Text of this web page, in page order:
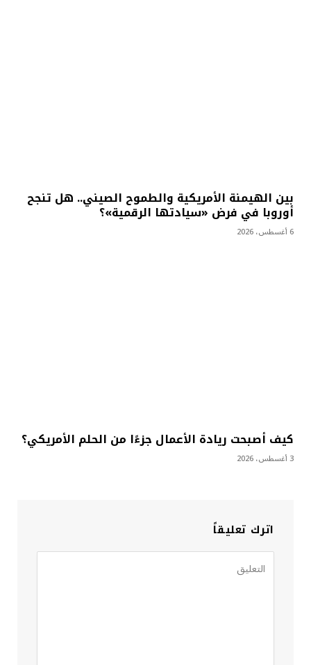
بين الهيمنة الأمريكية والطموح الصيني.. هل تنجح
أوروبا في فرض «سيادتها الرقمية»؟
6 أغسطس، 2026
كيف أصبحت ريادة الأعمال جزءًا من الحلم الأمريكي؟
3 أغسطس، 2026
اترك تعليقاً